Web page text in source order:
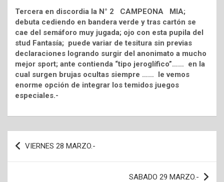
Tercera en discordia la N° 2 CAMPEONA MIA;
debuta cediendo en bandera verde y tras cartón se
cae del semáforo muy jugada; ojo con esta pupila del
stud Fantasía; puede variar de tesitura sin previas
declaraciones logrando surgir del anonimato a mucho
mejor sport; ante contienda “tipo jeroglífico”…… en la
cual surgen brujas ocultas siempre …… le vemos
enorme opción de integrar los temidos juegos
especiales.-
Navegación
de
VIERNES 28 MARZO.-
SABADO 29 MARZO.-